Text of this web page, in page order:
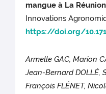
mangue à La
Innovations
https://doi.org/
Armelle GAC, Marion
Jean-Bernard DOLLÉ,
François FLÉNET,